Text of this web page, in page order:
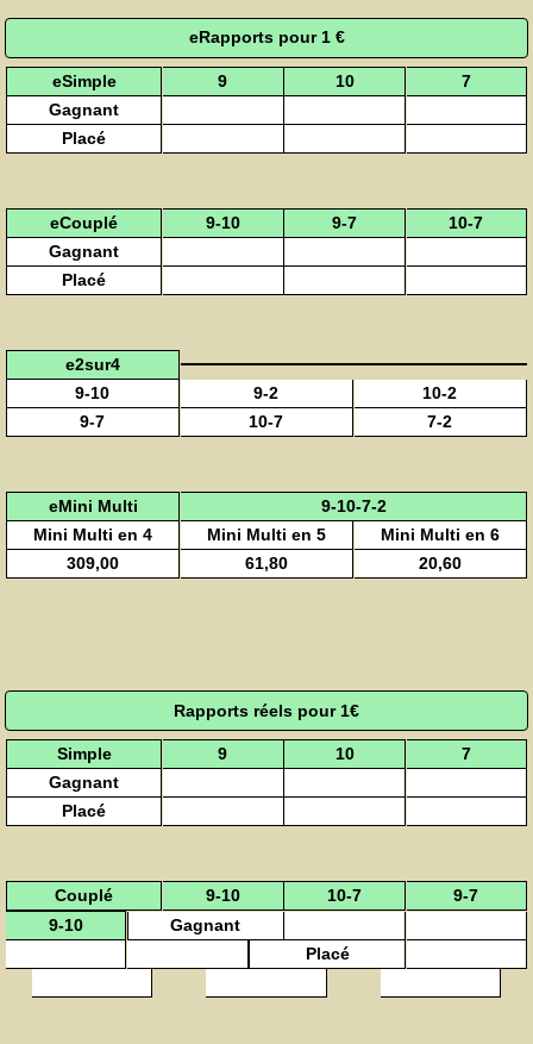
eRapports pour 1 €
eSimple 9 10
7
Gagnant
Placé
eCouplé 9-10 9-7
10-7
Gagnant
Placé
e2sur4
9-10
9-2
10-2
9-7
10-7 7-2
eMini Multi
9-10-7-2
Mini Multi en 4
Mini Multi en 5
Mini Multi en 6
309,00
61,80 20,60
Rapports réels pour 1€
Simple 9 10
7
Gagnant
Placé
Couplé 9-10 10-7
9-7
9-10
Gagnant
Placé